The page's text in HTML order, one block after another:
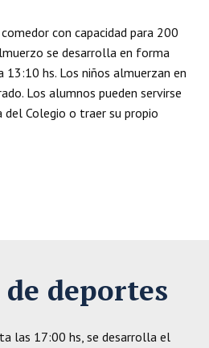
con capacidad para 200
se desarrolla en forma
13:10 hs. Los niños almuerzan en
Los alumnos pueden servirse
Colegio o traer su propio
deportes
las 17:00 hs, se desarrolla el